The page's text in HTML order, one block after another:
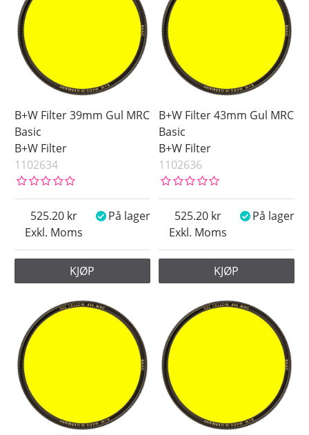
Pris
62 mm
67 mm
Red
Saldo
På lager
B+W Filter 39mm Gul MRC
Basic
B+W Filter
1102634
Exkl. Moms
525.20 På lager
KJØP
B+W Filter 43mm Gul MRC
Basic
B+W Filter
1102636
Exkl. Moms
525.20 På lager
KJØP